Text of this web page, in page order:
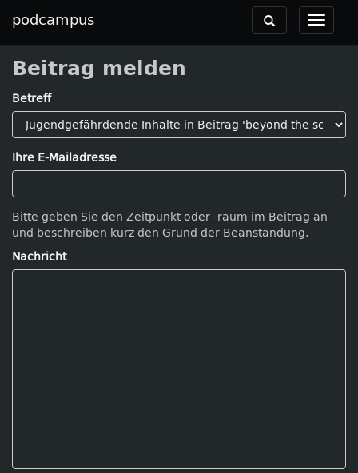
podcampus
Toggle
Toggle
navigation
Beitrag melden
Betreff
Ihre E-Mailadresse
Bitte geben Sie den Zeitpunkt oder -raum im Beitrag an
und beschreiben kurz den Grund der Beanstandung.
Nachricht